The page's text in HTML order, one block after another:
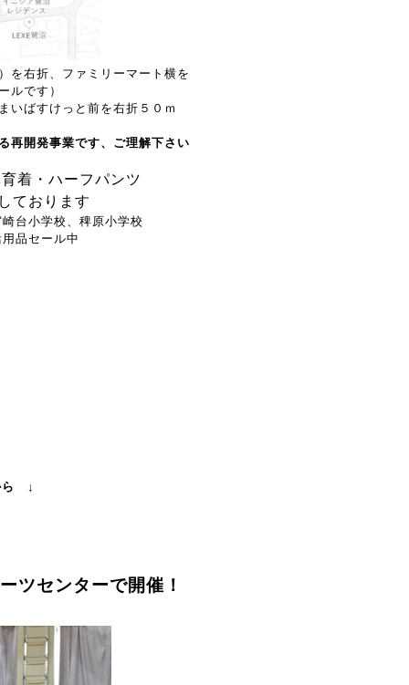
を右折、ファミリーマート横を
です）
いばすけっと前を右折５０ｍ
再開発事業です、ご理解下さい
着・ハーフパンツ
ております
台小学校、稗原小学校
品セール中
ら ↓
ツセンターで開催！